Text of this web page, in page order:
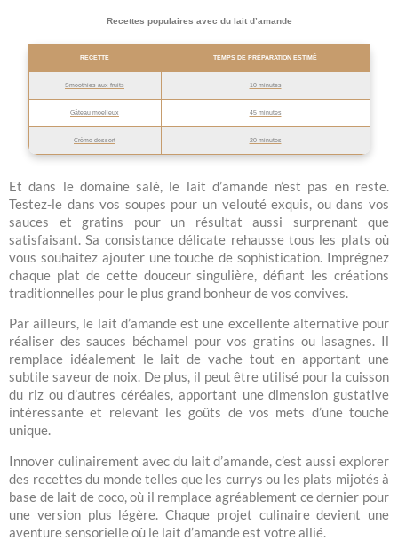
Recettes populaires avec du lait d’amande
RECETTE TEMPS DE PRÉPARATION ESTIMÉ
Smoothies aux fruits 10 minutes
Gâteau moelleux 45 minutes
Crème dessert 20 minutes
Et dans le domaine salé, le lait d’amande n’est pas en reste.
Testez-le dans vos soupes pour un velouté exquis, ou dans vos
sauces et gratins pour un résultat aussi surprenant que
satisfaisant. Sa consistance délicate rehausse tous les plats où
vous souhaitez ajouter une touche de sophistication. Imprégnez
chaque plat de cette douceur singulière, défiant les créations
traditionnelles pour le plus grand bonheur de vos convives.
Par ailleurs, le lait d’amande est une excellente alternative pour
réaliser des sauces béchamel pour vos gratins ou lasagnes. Il
remplace idéalement le lait de vache tout en apportant une
subtile saveur de noix. De plus, il peut être utilisé pour la cuisson
du riz ou d’autres céréales, apportant une dimension gustative
intéressante et relevant les goûts de vos mets d’une touche
unique.
Innover culinairement avec du lait d’amande, c’est aussi explorer
des recettes du monde telles que les currys ou les plats mijotés à
base de lait de coco, où il remplace agréablement ce dernier pour
une version plus légère. Chaque projet culinaire devient une
aventure sensorielle où le lait d’amande est votre allié.